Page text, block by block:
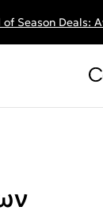
of Season Deals: